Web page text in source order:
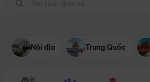
Nội địa Trung Quốc